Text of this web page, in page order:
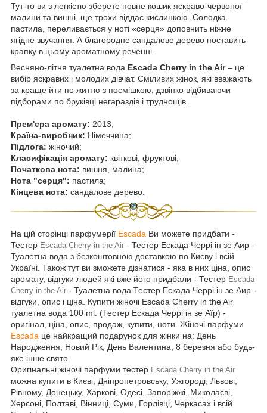
Тут-то ви з легкістю зберете повне кошик яскраво-червоної
малини та вишні, ще трохи віддає кислинкою. Солодка
пастила, переливається у ноті «серця» доповнить ніжне
ягідне звучання. А благородне сандалове дерево поставить
крапку в цьому ароматному реченні.
Весняно-літня туалетна вода Escada Cherry in the Air– це
вибір яскравих і молодих дівчат. Сміливих жінок, які вважають
за краще йти по життю з посмішкою, дзвінко відбиваючи
підборами по бруківці негараздів і труднощів.
Прем'єра аромату: 2013;
Країна-виробник: Німеччина;
Підлога: жіночий;
Класифікація аромату: квіткові, фруктові;
Початкова нота: вишня, малина;
Нота "серця": пастила;
Кінцева нота: сандалове дерево.
На цій сторінці парфумерії Escada Ви можете придбати -
Тестер Escada Cherry in the Air - Тестер Ескада Черрі ін зе Аир -
Туалетна вода з безкоштовною доставкою по Києву і всій
Україні. Також тут ви зможете дізнатися - яка в них ціна, опис
аромату, відгуки людей які вже його придбали - Тестер Escada
Cherry in the Air - Туалетна вода Тестер Ескада Черрі ін зе Аир -
відгуки, опис і ціна. Купити жіночі Escada Cherry in the Air
туалетна вода 100 ml. (Тестер Ескада Черрі ін зе Аїр) -
оригінал, ціна, опис, продаж, купити, ноти. Жіночі парфуми
Escada це найкращий подарунок для жінки на: День
Народження, Новий Рік, День Валентина, 8 березня або будь-
яке інше свято.
Оригінальні жіночі парфуми тестер Escada Cherry in the Air
можна купити в Києві, Дніпропетровську, Ужгороді, Львові,
Рівному, Донецьку, Харкові, Одесі, Запоріжжі, Миколаєві,
Херсоні, Полтаві, Вінниці, Суми, Горлівці, Черкасах і всій